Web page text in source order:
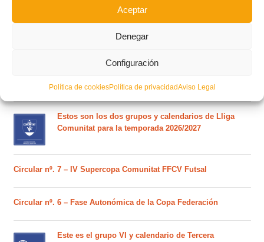
Aceptar
Denegar
Configuración
Política de cookiesPolítica de privacidadAviso Legal
Ferran Torres se da un baño de masas y se convierte
Estos son los dos grupos y calendarios de Lliga
Comunitat para la temporada 2026/2027
Circular nº. 7 – IV Supercopa Comunitat FFCV Futsal
Circular nº. 6 – Fase Autonómica de la Copa Federación
Este es el grupo VI y calendario de Tercera